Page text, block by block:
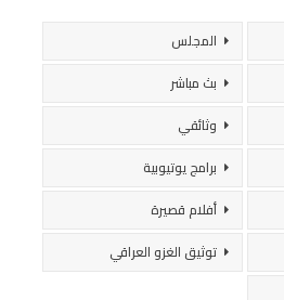
المجلس
بث مباشر
وثائقي
برامج يوتيوبية
أفلام قصيرة
توثيق الغزو العراقي